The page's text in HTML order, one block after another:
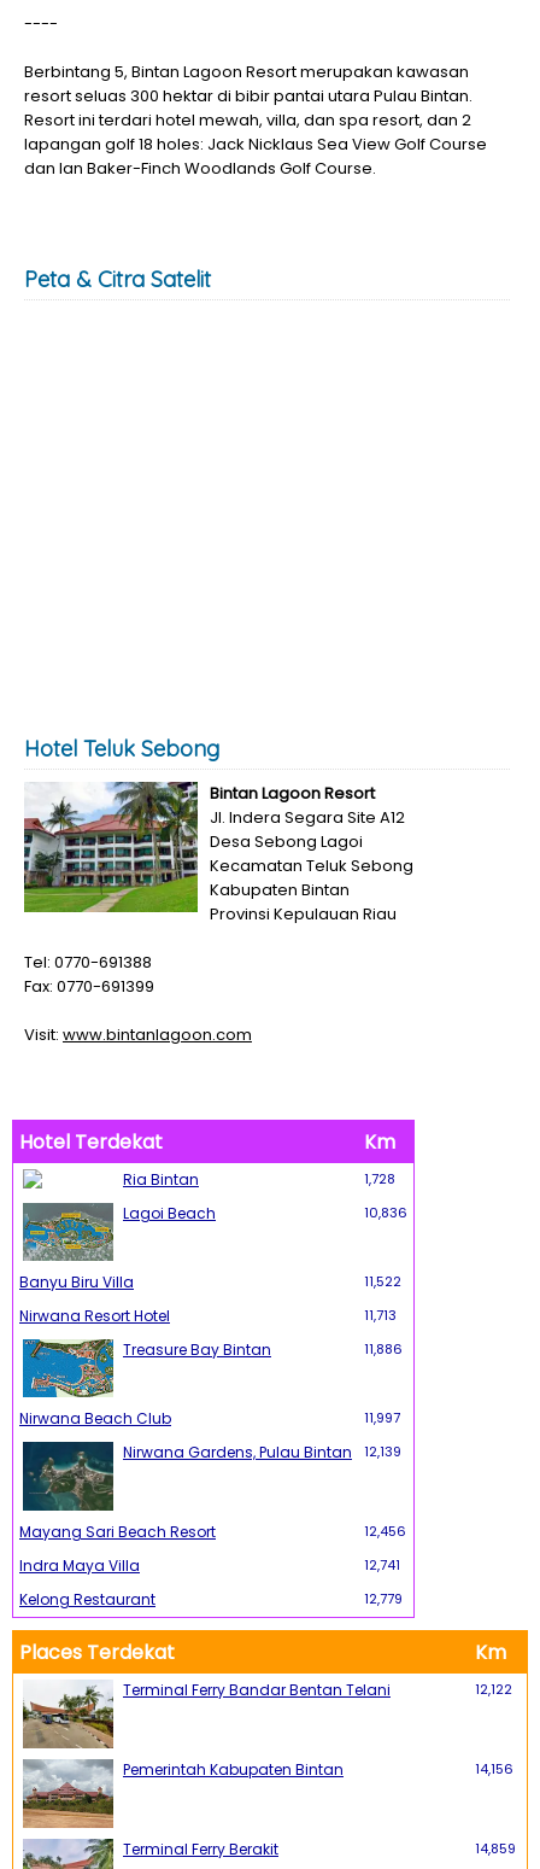
----
Berbintang 5, Bintan Lagoon Resort merupakan kawasan
resort seluas 300 hektar di bibir pantai utara Pulau Bintan.
Resort ini terdari hotel mewah, villa, dan spa resort, dan 2
lapangan golf 18 holes: Jack Nicklaus Sea View Golf Course
dan Ian Baker-Finch Woodlands Golf Course.
Peta & Citra Satelit
Hotel Teluk Sebong
Bintan Lagoon Resort
Jl. Indera Segara Site A12
Desa Sebong Lagoi
Kecamatan Teluk Sebong
Kabupaten Bintan
Provinsi Kepulauan Riau
Tel: 0770-691388
Fax: 0770-691399
Visit: www.bintanlagoon.com
Hotel Terdekat Km
Ria Bintan 1,728
Lagoi Beach 10,836
Banyu Biru Villa 11,522
Nirwana Resort Hotel 11,713
Treasure Bay Bintan 11,886
Nirwana Beach Club 11,997
Nirwana Gardens, Pulau Bintan 12,139
Mayang Sari Beach Resort 12,456
Indra Maya Villa 12,741
Kelong Restaurant 12,779
Places Terdekat Km
Terminal Ferry Bandar Bentan Telani 12,122
Pemerintah Kabupaten Bintan 14,156
Terminal Ferry Berakit 14,859